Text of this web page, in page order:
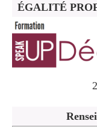
ÉGALITÉ